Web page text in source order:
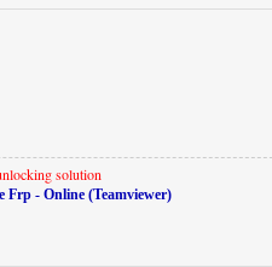
solution
Frp - Online (Teamviewer)